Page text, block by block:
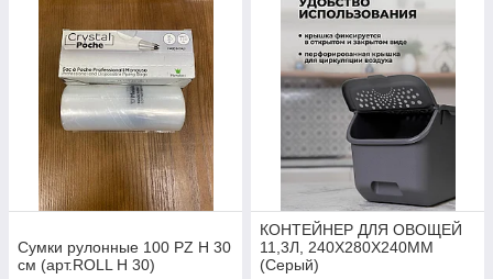
Сумки рулонные 100 PZ H 30
см (арт.ROLL H 30)
КОНТЕЙНЕР ДЛЯ ОВОЩЕЙ
11,3Л, 240Х280Х240ММ
(Серый)